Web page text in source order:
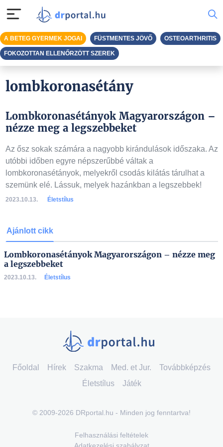
lombkoronasétány
Lombkoronasétányok Magyarországon –
nézze meg a legszebbeket
Az ősz sokak számára a nagyobb kirándulások időszaka. Az
utóbbi időben egyre népszerűbbé váltak a
lombkoronasétányok, melyekről csodás kilátás tárulhat a
szemünk elé. Lássuk, melyek hazánkban a legszebbek!
2023.10.13. Életstílus
Ajánlott cikk
Lombkoronasétányok Magyarországon – nézze meg
a legszebbeket
2023.10.13. Életstílus
A BETEG GYERMEK JOGAI FÜSTMENTES JÖVŐ OSTEOARTHRITIS
FOKOZOTTAN ELLENŐRZÖTT SZEREK
Főoldal Hírek Szakma Med. et Jur.
Továbbképzés
Életstílus
Játék
© 2009-2026 DRportal.hu - Minden jog fenntartva!
Felhasználási feltételek